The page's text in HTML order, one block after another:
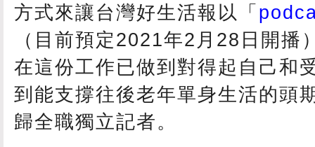
方式來讓台灣好生活報以「
（目前預定2021年2月28日開播
在這份工作已做到對得起自己和
到能支撐往後老年單身生活的頭
歸全職獨立記者。